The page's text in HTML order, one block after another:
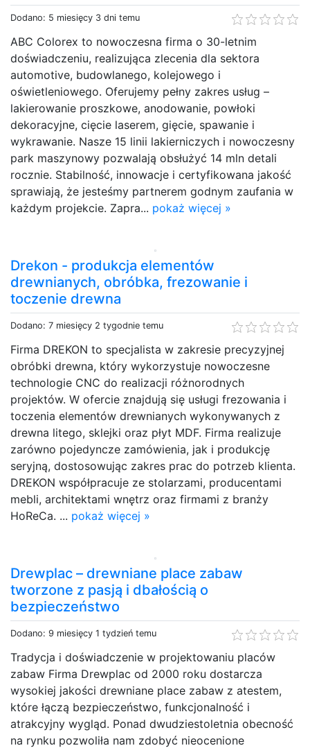
Dodano: 5 miesięcy 3 dni temu
ABC Colorex to nowoczesna firma o 30-letnim
doświadczeniu, realizująca zlecenia dla sektora
automotive, budowlanego, kolejowego i
oświetleniowego. Oferujemy pełny zakres usług –
lakierowanie proszkowe, anodowanie, powłoki
dekoracyjne, cięcie laserem, gięcie, spawanie i
wykrawanie. Nasze 15 linii lakierniczych i nowoczesny
park maszynowy pozwalają obsłużyć 14 mln detali
rocznie. Stabilność, innowacje i certyfikowana jakość
sprawiają, że jesteśmy partnerem godnym zaufania w
każdym projekcie. Zapra... pokaż więcej »
Drekon - produkcja elementów
drewnianych, obróbka, frezowanie i
toczenie drewna
Dodano: 7 miesięcy 2 tygodnie temu
Firma DREKON to specjalista w zakresie precyzyjnej
obróbki drewna, który wykorzystuje nowoczesne
technologie CNC do realizacji różnorodnych
projektów. W ofercie znajdują się usługi frezowania i
toczenia elementów drewnianych wykonywanych z
drewna litego, sklejki oraz płyt MDF. Firma realizuje
zarówno pojedyncze zamówienia, jak i produkcję
seryjną, dostosowując zakres prac do potrzeb klienta.
DREKON współpracuje ze stolarzami, producentami
mebli, architektami wnętrz oraz firmami z branży
HoReCa. ... pokaż więcej »
Drewplac – drewniane place zabaw
tworzone z pasją i dbałością o
bezpieczeństwo
Dodano: 9 miesięcy 1 tydzień temu
Tradycja i doświadczenie w projektowaniu placów
zabaw Firma Drewplac od 2000 roku dostarcza
wysokiej jakości drewniane place zabaw z atestem,
które łączą bezpieczeństwo, funkcjonalność i
atrakcyjny wygląd. Ponad dwudziestoletnia obecność
na rynku pozwoliła nam zdobyć nieocenione